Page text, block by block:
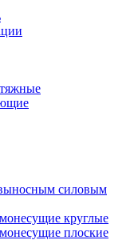
силовым
круглые
плоские